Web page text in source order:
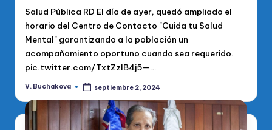
Salud Pública RD El día de ayer, quedó ampliado el
horario del Centro de Contacto "Cuida tu Salud
Mental" garantizando a la población un
acompañamiento oportuno cuando sea requerido.
pic.twitter.com/TxtZzlB4j5—…
Publicado
V. Buchakova septiembre 2, 2024